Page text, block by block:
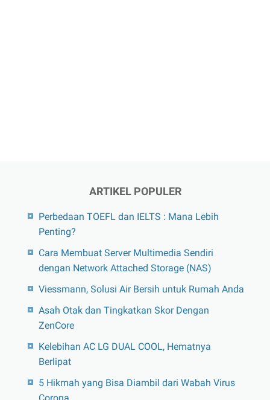
ARTIKEL POPULER
Perbedaan TOEFL dan IELTS : Mana Lebih
Penting?
Cara Membuat Server Multimedia Sendiri
dengan Network Attached Storage (NAS)
Viessmann, Solusi Air Bersih untuk Rumah Anda
Asah Otak dan Tingkatkan Skor Dengan
ZenCore
Kelebihan AC LG DUAL COOL, Hematnya
Berlipat
5 Hikmah yang Bisa Diambil dari Wabah Virus